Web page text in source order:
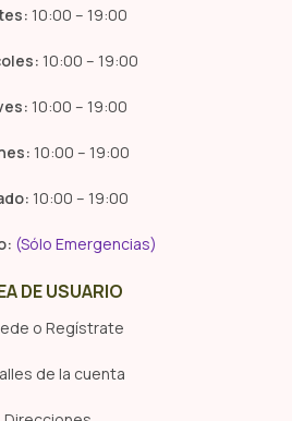
10:00 – 19:00
10:00 – 19:00
10:00 – 19:00
10:00 – 19:00
10:00 – 19:00
(Sólo Emergencias)
DE USUARIO
o Regístrate
de la cuenta